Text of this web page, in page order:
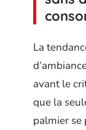
La
avant le
que la
palmier se